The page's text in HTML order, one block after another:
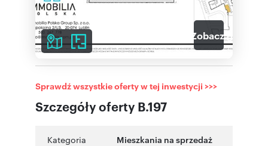
Zobacz galerię
Szczegóły oferty B.197
Sprawdź wszystkie oferty w tej inwestycji >>>
Kategoria Mieszkania na sprzedaż